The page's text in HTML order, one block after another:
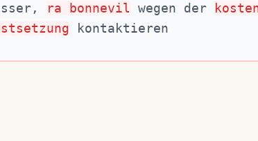
ra bonnevil wegen der
kontaktieren